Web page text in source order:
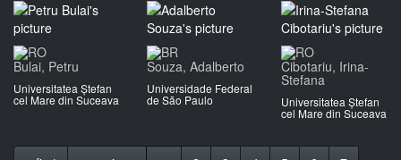
Bulai, Petru
Universitatea Ștefan
cel Mare din Suceava
Souza, Adalberto
Universidade Federal
de São Paulo
Cibotariu, Irina-
Stefana
Universitatea Ștefan
cel Mare din Suceava